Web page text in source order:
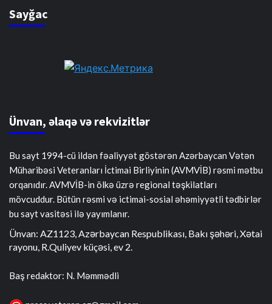
Sayğac
Ünvan, əlaqə və rekvizitlər
Bu sayt 1994-cü ildən fəaliyyət göstərən Azərbaycan Vətən
Müharibəsi Veteranları İctimai Birliyinin (AVMVİB) rəsmi mətbu
orqanıdır. AVMVİB-in ölkə üzrə regional təşkilatları
mövcuddur. Bütün rəsmi və ictimai-sosial əhəmiyyətli tədbirlər
bu sayt vasitəsi ilə yayımlanır.
Ünvan: AZ1123, Azərbaycan Respublikası, Bakı şəhəri, Xətai
rayonu, R.Quliyev küçəsi, ev 2.
Baş redaktor: N. Məmmədli